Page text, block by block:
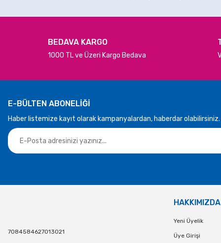
BEDAVA KARGO
1000 TL ve Üzeri Kargo Bedava
E-BÜLTEN ABONELİĞİ
Haber listemize kayıt olarak kampanyalardan, haberdar olabilirsiniz.
7084584627013021
HAKKIMIZDA
Yeni Üyelik
Üye Girişi